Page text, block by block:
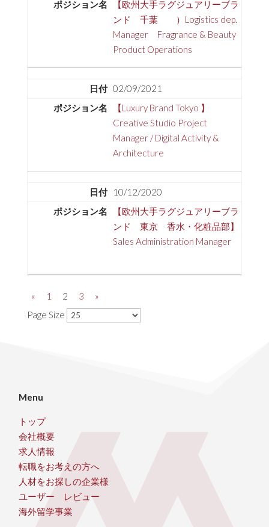
【欧州大手ラグジュアリーブラ
ンド 千葉 ）Logistics dep.
Manager Fragrance & Beauty
Product Operations
02/09/2021
【Luxury Brand Tokyo 】
Creative Studio Project
Manager / Digital Activity &
Architecture
10/12/2020
【欧州大手ラグジュアリーブラ
ンド 東京 香水・化粧品部】
Sales Administration Manager
« 1 2 3
»
Page Size
Menu
トップ
会社概要
求人情報
転職をお考えの方へ
人材をお探しの企業様
ユーザー レビュー
海外留学事業